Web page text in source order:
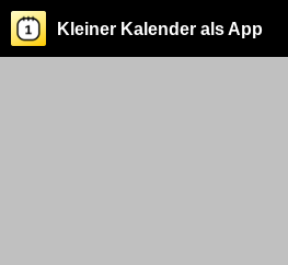
Kleiner Kalender als App